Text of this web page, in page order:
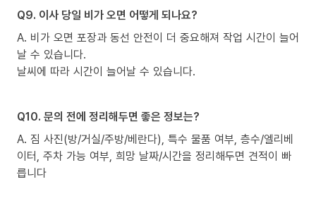
Q9. 이사 당일 비가 오면 어떻게 되나요?
A. 비가 오면 포장과 동선 안전이 더 중요해져 작업 시간이 늘어
날 수 있습니다.
날씨에 따라 시간이 늘어날 수 있습니다.
Q10. 문의 전에 정리해두면 좋은 정보는?
A. 짐 사진(방/거실/주방/베란다), 특수 물품 여부, 층수/엘리베
이터, 주차 가능 여부, 희망 날짜/시간을 정리해두면 견적이 빠
릅니다